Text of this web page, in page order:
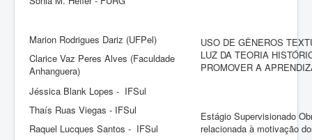
Marion Rodrigues Dariz (UFPel)
Clarice Vaz Peres Alves (Faculdade
Anhanguera)
USO DE GÊNEROS
LUZ DA TEORIA
PROMOVER A
Jéssica Blank Lopes - IFSul
Thaís Ruas Viegas - IFSul
Raquel Lucques Santos - IFSul
Estágio Supervisionado
relacionada à motivação